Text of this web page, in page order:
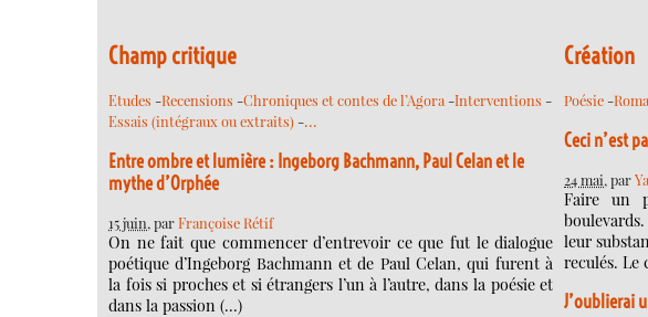
Champ critique
Etudes -Recensions -Chroniques et contes de l’Agora -Interventions -
Essais (intégraux ou extraits) -…
Entre ombre et lumière : Ingeborg Bachmann, Paul Celan et le
mythe d’Orphée
15 juin, parFrançoise Rétif
On ne fait que commencer d’entrevoir ce que fut le dialogue
poétique d’Ingeborg Bachmann et de Paul Celan, qui furent à
la fois si proches et si étrangers l’un à l’autre, dans la poésie et
dans la passion (…)
Création
Poésie -
Ceci n’est
24 mai, par
Faire un
leur
reculés.
J’oublierai